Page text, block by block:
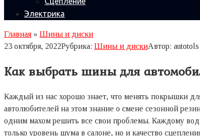
Электрика
Главная » Шины и диски
23 октября, 2022Рубрика: Шины и дискиАвтор: autotols
Как выбрать шины для
Каждый из нас хорошо знает, что менять покрышки
автолюбителей на этом знание о смене сезонной
одним махом решить все свои проблемы. Каждому
только уровень шума в салоне, но и качество